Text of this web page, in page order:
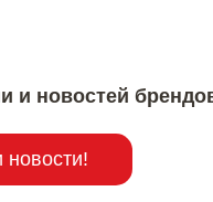
и новостей